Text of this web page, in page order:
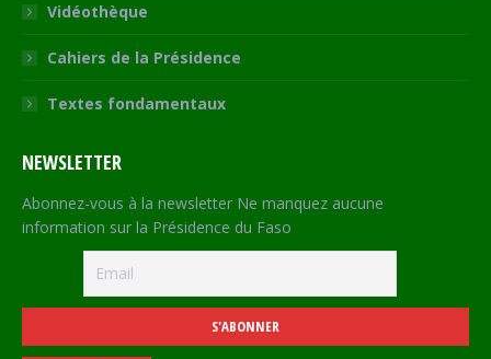
Vidéothèque
Cahiers de la Présidence
Textes fondamentaux
NEWSLETTER
Abonnez-vous à la newsletter Ne manquez aucune
information sur la Présidence du Faso